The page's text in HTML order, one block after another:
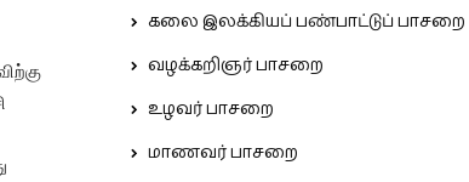
கலை இலக்கியப் பண்பாட்டுப் பாசறை
வழக்கறிஞர் பாசறை
உழவர் பாசறை
மாணவர் பாசறை